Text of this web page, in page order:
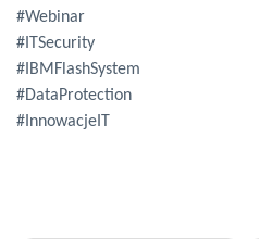
#Webinar
#ITSecurity
#IBMFlashSystem
#DataProtection
#InnowacjeIT